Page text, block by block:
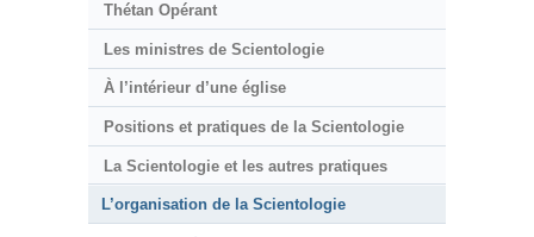
Thétan Opérant
Les ministres de Scientologie
À l’intérieur d’une église
Positions et pratiques de la Scientologie
La Scientologie et les autres pratiques
L’organisation de la Scientologie